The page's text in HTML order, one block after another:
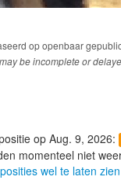
op openbaar
be incomplete or
op Aug. 9, 2026:
momenteel niet
wel te laten zien